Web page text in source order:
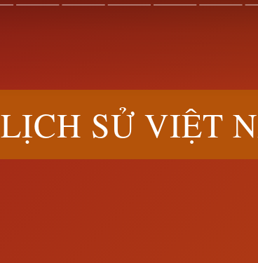
LỊCH SỬ VIỆT